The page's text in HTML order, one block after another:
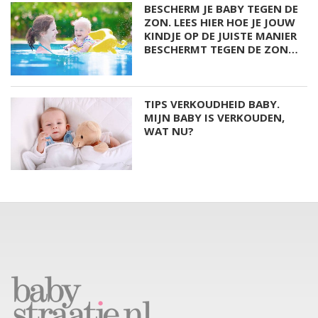
BESCHERM JE BABY TEGEN DE
ZON. LEES HIER HOE JE JOUW
KINDJE OP DE JUISTE MANIER
BESCHERMT TEGEN DE ZON…
TIPS VERKOUDHEID BABY.
MIJN BABY IS VERKOUDEN,
WAT NU?